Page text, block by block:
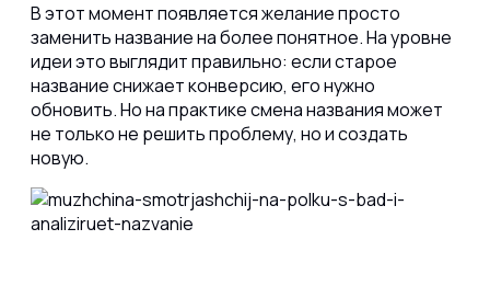
В этот момент появляется желание просто
заменить название на более понятное. На уровне
идеи это выглядит правильно: если старое
название снижает конверсию, его нужно
обновить. Но на практике смена названия может
не только не решить проблему, но и создать
новую.